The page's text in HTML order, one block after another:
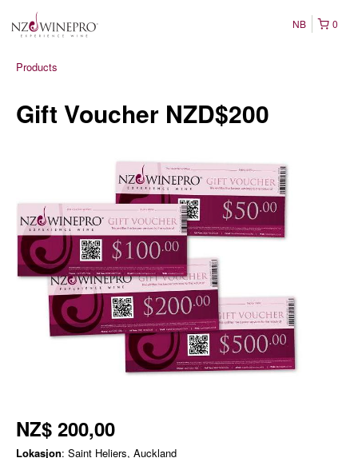
0
NB
Products
Gift Voucher NZD$200
NZ$ 200,00
Lokasjon: Saint Heliers, Auckland